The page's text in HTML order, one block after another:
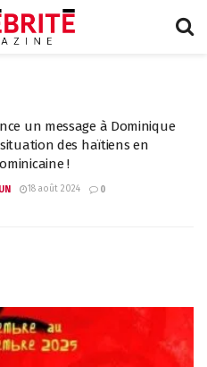
un message à Dominique
des haïtiens en
!
18 août 2024 0